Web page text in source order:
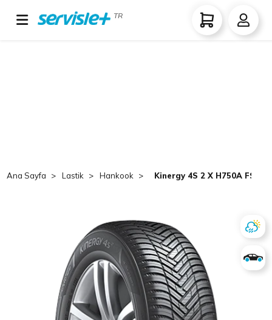
TR
Ana Sayfa Lastik Hankook Kinergy 4S 2 X H750A FSL